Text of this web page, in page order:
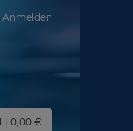
Anmelden
| 0,00 €